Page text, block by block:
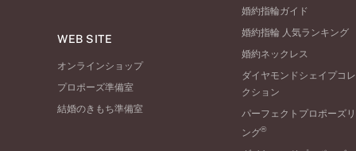
WEB SITE
オンラインショップ
プロポーズ準備室
結婚のきもち準備室
ラインメレ
モード
エレガント
ゴージャス
50万円台～
20万円台～
10万円台～
婚約指輪ガイド
婚約指輪 人気ランキング
婚約ネックレス
ダイヤモンドシェイプコレ
クション
パーフェクトプロポーズリ
ング®